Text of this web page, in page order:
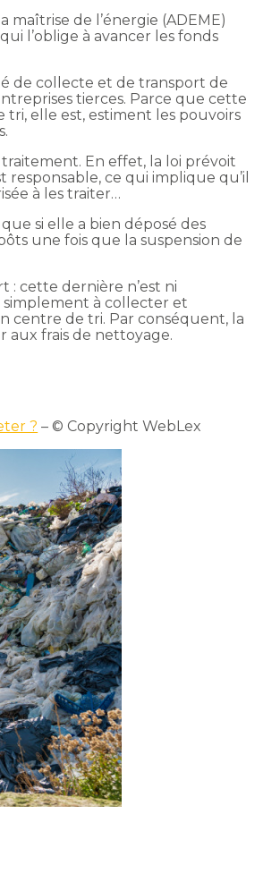
maîtrise de l’énergie (ADEME)
l’oblige à avancer les fonds
de collecte et de transport de
tierces. Parce que cette
elle est, estiment les pouvoirs
En effet, la loi prévoit
ce qui implique qu’il
à les traiter…
si elle a bien déposé des
une fois que la suspension de
: cette dernière n’est ni
à collecter et
centre de tri. Par conséquent, la
aux frais de nettoyage.
? – © Copyright WebLex